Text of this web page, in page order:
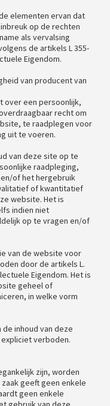
elementen ervan dat
op de rechten
als vervalsing
de artikels L 355-
Eigendom.
van producent van
over een persoonlijk,
recht om
te raadplegen voor
uit te voeren.
van deze site op te
raadpleging,
of het hergebruik
of kwantitatief
website. Het is
indien niet
op te vragen en/of
van de website voor
door de artikels L.
Eigendom. Het is
geheel of
in welke vorm
inhoud van deze
verboden.
zijn, worden
geeft geen enkele
geen enkele